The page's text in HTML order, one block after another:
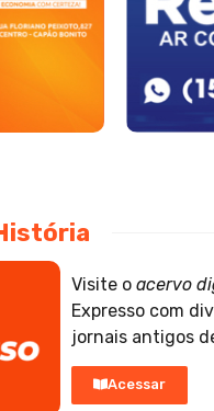
Visite o acervo
Expresso com
jornais antigos
Acessar